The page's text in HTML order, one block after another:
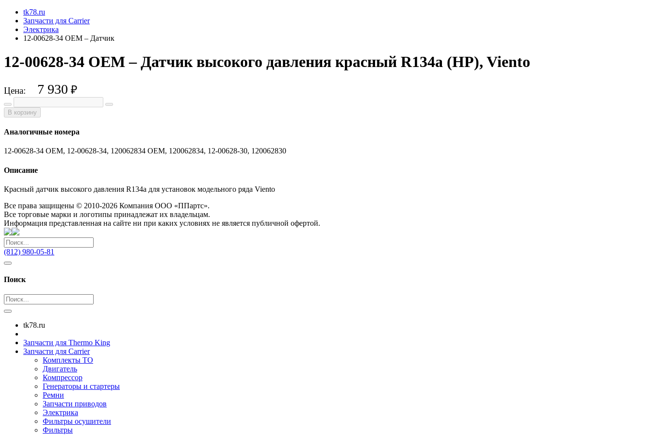
tk78.ru
Запчасти для Carrier
Электрика
12-00628-34 OEM – Датчик
12-00628-34 OEM – Датчик высокого давления красный R134a (HP), Viento
Цена: 7 930 ₽
В корзину
Аналогичные номера
12-00628-34 OEM, 12-00628-34, 120062834 OEM, 120062834, 12-00628-30, 120062830
Описание
Красный датчик высокого давления R134a для установок модельного ряда Viento
Все права защищены © 2010-2026 Компания ООО «ППартс».
Все торговые марки и логотипы принадлежат их владельцам.
Информация представленная на сайте ни при каких условиях не является публичной офертой.
(812) 980-05-81
Поиск
tk78.ru
Запчасти для Thermo King
Запчасти для Carrier
Комплекты ТО
Двигатель
Компрессор
Генераторы и стартеры
Ремни
Запчасти приводов
Электрика
Фильтры осушители
Фильтры